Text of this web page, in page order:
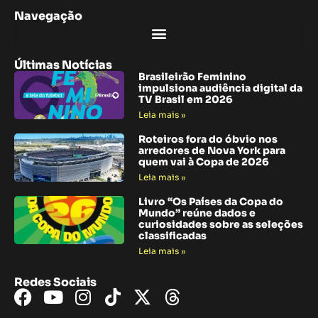
Navegação
Últimas Notícias
Brasileirão Feminino
impulsiona audiência digital da
TV Brasil em 2026
Leia mais »
Roteiros fora do óbvio nos
arredores de Nova York para
quem vai à Copa de 2026
Leia mais »
Livro “Os Países da Copa do
Mundo” reúne dados e
curiosidades sobre as seleções
classificadas
Leia mais »
Redes Sociais